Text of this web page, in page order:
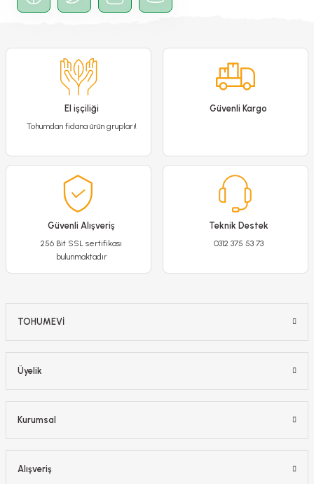
Sardunya Çiçeği Kırmızı - Pelargonium potted Colorama Saksılı Q12
250,00 TL
Detaylı İncele
-%20
El işçiliği
Tohumdan fidana ürün grupları!
Güvenli Kargo
Güvenli Alışveriş
256 Bit SSL sertifikası
bulunmaktadır
Teknik Destek
0312 375 53 73
TOHUMEVİ
Üyelik
Kurumsal
Alışveriş